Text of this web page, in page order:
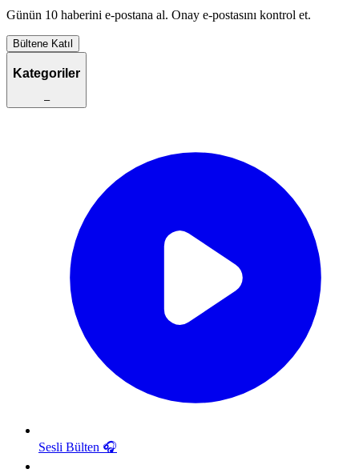
Günün 10 haberini e-postana al. Onay e-postasını kontrol et.
Bültene Katıl
Kategoriler
–
Sesli Bülten 🎧